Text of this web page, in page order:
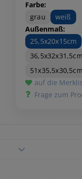
Farbe:
grau
weiß
Außenmaß:
25,5x20x15cm
36,5x32x31,5cm
51x35,5x30,5cm
auf die
Frage zum